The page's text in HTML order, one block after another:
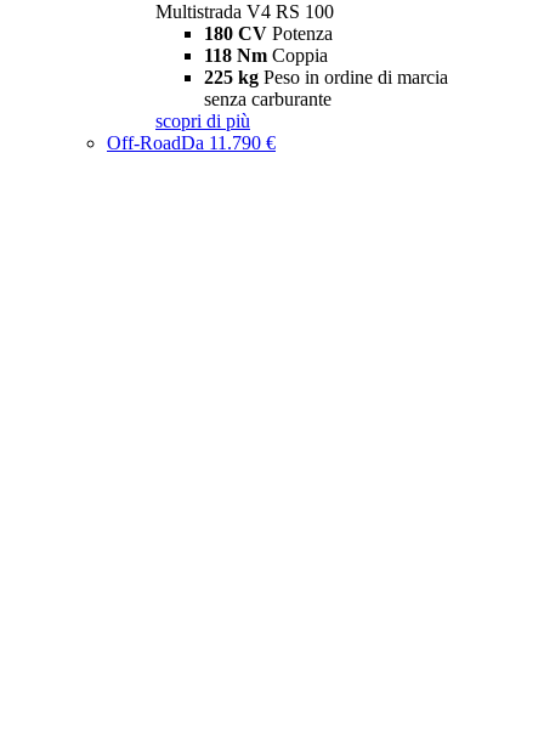
Multistrada V4 RS 100
180 CV Potenza
118 Nm Coppia
225 kg Peso in ordine di marcia
senza carburante
scopri di più
Off-RoadDa 11.790 €